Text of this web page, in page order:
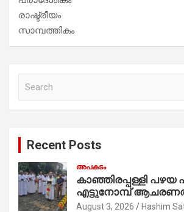
രാഷ്ട്രീയം
സാമ്പത്തികം
Recent Posts
അപകടം
കാഞ്ഞിരപ്പള്ളി പഴയ
എട്ടുനോമ്പ് ആചരണത്തിന്റെ
ഭാഗമായുള്ള
August 3, 2026 Hashim